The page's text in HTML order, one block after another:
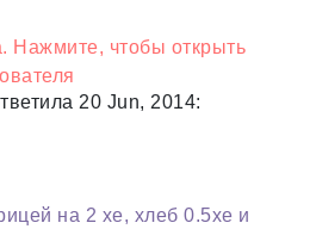
20 Jun, 2014:
на 2 хе, хлеб 0.5хе и